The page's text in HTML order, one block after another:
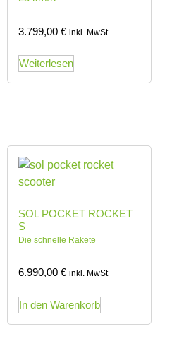
3.799,00 € inkl. MwSt
Weiterlesen
SOL POCKET ROCKET
S
Die schnelle Rakete
6.990,00 € inkl. MwSt
In den Warenkorb